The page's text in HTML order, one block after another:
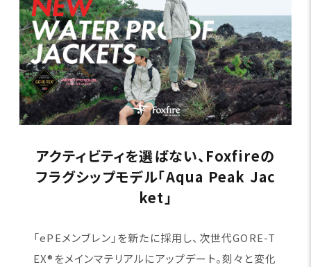
アクティビティを選ばない、Foxfireの
フラグシップモデル「Aqua Peak Jac
ket」
「ePEメンブレン」を新たに採用し、次世代GORE-T
EX®をメインマテリアルにアップデート。刻々と変化